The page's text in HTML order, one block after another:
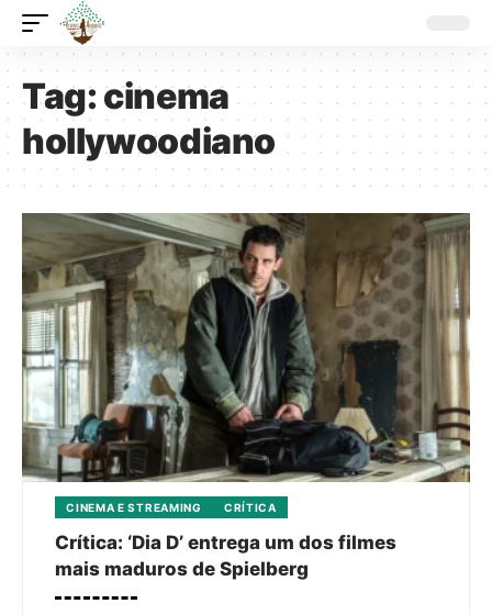
Tag:cinema
hollywoodiano
CINEMA E STREAMING CRÍTICA
Crítica: ‘Dia D’ entrega um dos filmes
mais maduros de Spielberg